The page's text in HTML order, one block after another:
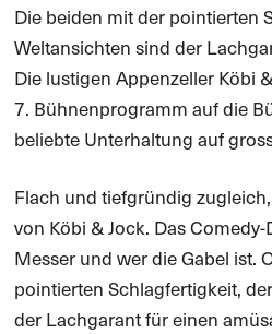
Die beiden mit der pointierten
Weltansichten sind der
Die lustigen Appenzeller Köbi
7. Bühnenprogramm auf die
beliebte Unterhaltung auf
Flach und tiefgründig
von Köbi & Jock. Das
Messer und wer die Gabel ist.
pointierten Schlagfertigkeit,
der Lachgarant für einen